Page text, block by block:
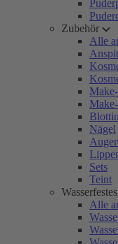
Zubehör
Alle
Nägel
Augen
Sets
Teint
Alle